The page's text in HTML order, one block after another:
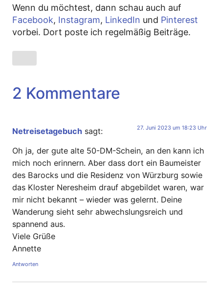
Wenn du möchtest, dann schau auch auf
Facebook, Instagram, LinkedIn und Pinterest
vorbei. Dort poste ich regelmäßig Beiträge.
2 Kommentare
Netreisetagebuch sagt: 27. Juni 2023 um 18:23 Uhr
Oh ja, der gute alte 50-DM-Schein, an den kann ich
mich noch erinnern. Aber dass dort ein Baumeister
des Barocks und die Residenz von Würzburg sowie
das Kloster Neresheim drauf abgebildet waren, war
mir nicht bekannt – wieder was gelernt. Deine
Wanderung sieht sehr abwechslungsreich und
spannend aus.
Viele Grüße
Annette
Antworten